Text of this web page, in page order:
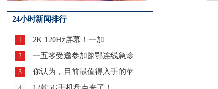
24小时新闻排行
1 2K 120Hz屏幕！一加
2 一五零受邀参加豫鄂连线急诊
3 你认为，目前最值得入手的苹
12款5G手机盘点来了！